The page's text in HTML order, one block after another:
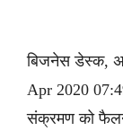
बिजनेस डेस्क,
Apr 2020
संक्रमण को